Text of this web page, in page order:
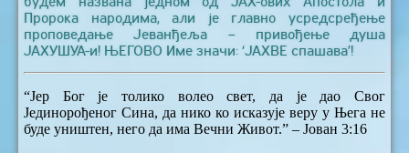
Пророка народима, али је главно усредсређење
проповедање Јеванђеља – привођење душа
ЈАХУШУА-и! ЊЕГОВО Име значи: ‘ЈАХВЕ спашава’!
“Јер Бог је толико волео свет, да је дао Свог
Јединорођеног Сина, да нико ко исказује веру у Њега не
буде уништен, него да има Вечни Живот.” – Јован 3:16